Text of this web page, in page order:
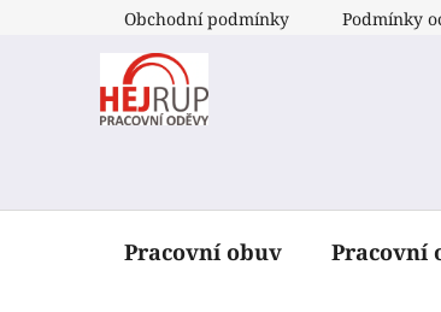
Obchodní podmínky Podmínky
Pracovní obuv Pracovní